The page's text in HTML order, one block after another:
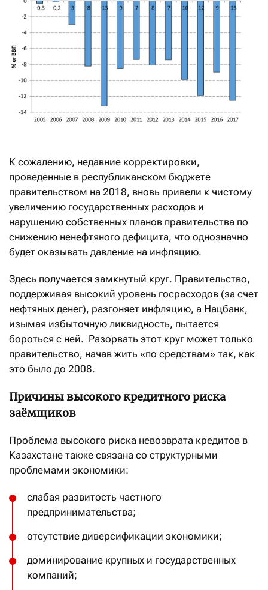
К сожалению, недавние корректировки,
проведенные в республиканском бюджете
правительством на 2018, вновь привели к чистому
увеличению государственных расходов и
нарушению собственных планов правительства по
снижению ненефтяного дефицита, что однозначно
будет оказывать давление на инфляцию.
Здесь получается замкнутый круг. Правительство,
поддерживая высокий уровень госрасходов (за счет
нефтяных денег), разгоняет инфляцию, а Нацбанк,
изымая избыточную ликвидность, пытается
бороться с ней. Разорвать этот круг может только
правительство, начав жить «по средствам» так, как
это было до 2008.
Причины высокого кредитного риска
заёмщиков
Проблема высокого риска невозврата кредитов в
Казахстане также связана со структурными
проблемами экономики:
слабая развитость частного
предпринимательства;
отсутствие диверсификации экономики;
доминирование крупных и государственных
компаний;